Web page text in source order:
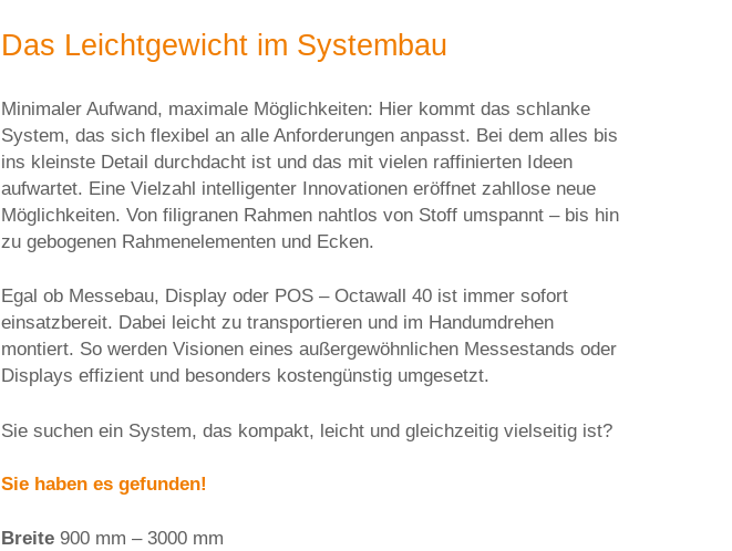
Das Leichtgewicht im Systembau
Minimaler Aufwand, maximale Möglichkeiten: Hier kommt das schlanke
System, das sich flexibel an alle Anforderungen anpasst. Bei dem alles bis
ins kleinste Detail durchdacht ist und das mit vielen raffinierten Ideen
aufwartet. Eine Vielzahl intelligenter Innovationen eröffnet zahllose neue
Möglichkeiten. Von filigranen Rahmen nahtlos von Stoff umspannt – bis hin
zu gebogenen Rahmenelementen und Ecken.
Egal ob Messebau, Display oder POS – Octawall 40 ist immer sofort
einsatzbereit. Dabei leicht zu transportieren und im Handumdrehen
montiert. So werden Visionen eines außergewöhnlichen Messestands oder
Displays effizient und besonders kostengünstig umgesetzt.
Sie suchen ein System, das kompakt, leicht und gleichzeitig vielseitig ist?
Sie haben es gefunden!
Breite900 mm – 3000 mm